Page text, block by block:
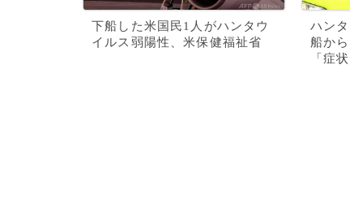
下船した米国民1人がハンタウ
イルス弱陽性、米保健福祉省
ハン
船か
「症状